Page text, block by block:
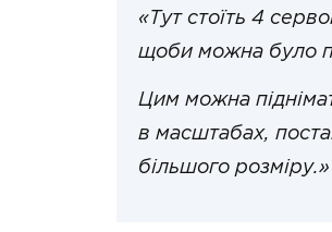
«Тут стоїть 4
щоби можна було
Цим можна
в масштабах,
більшого розміру.»